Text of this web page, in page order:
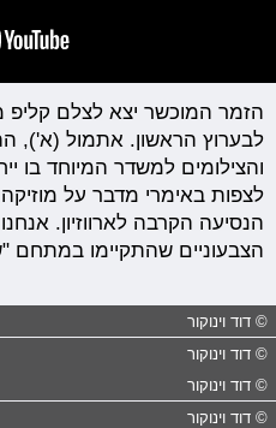
הזמר המוכשר יצא לצלם קליפ
לבערוץ הראשון. אתמול (א'),
והצילומים למשדר המיוחד בו
לצפות באימרי מדבר על
הנסיעה הקרבה לארווזיון.
הצבעוניים שהתקיימו במתחם
© דוד וינוקור
© דוד וינוקור
© דוד וינוקור
© דוד וינוקור